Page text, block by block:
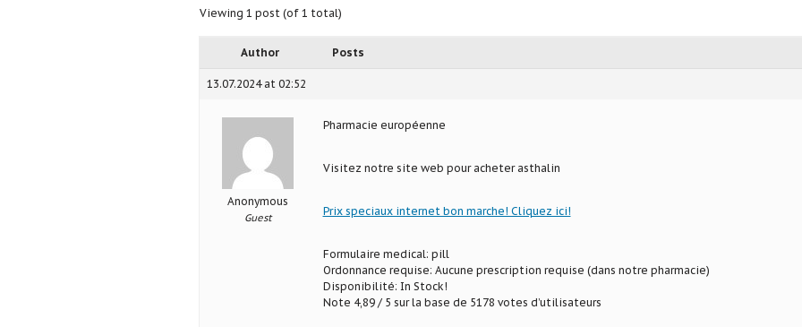
Viewing 1 post (of 1 total)
Author Posts
13.07.2024 at 02:52
Anonymous
Guest
Pharmacie européenne
Visitez notre site web pour acheter asthalin
Prix speciaux internet bon marche! Cliquez ici!
Formulaire medical: pill
Ordonnance requise: Aucune prescription requise (dans notre pharmacie)
Disponibilité: In Stock!
Note 4,89 / 5 sur la base de 5178 votes d’utilisateurs